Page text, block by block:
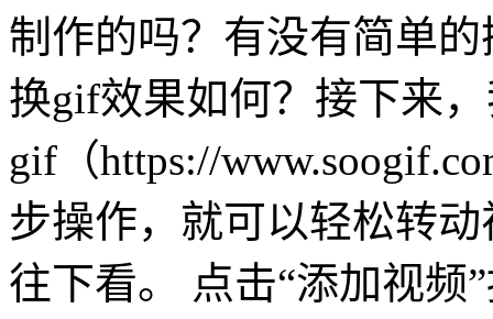
制作的吗？有没有简单
换gif效果如何？接下来
gif（https://
步操作，就可以轻松转
往下看。 点击“添加视频